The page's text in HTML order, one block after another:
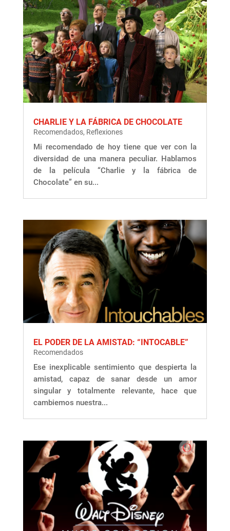
CHARLIE Y LA FÁBRICA DE CHOCOLATE
Recomendados, Reflexiones
Mi recomendado de hoy tiene que ver con la
diversidad de una manera peculiar. Hablamos
de la película “Charlie y la fábrica de
Chocolate” en su...
EL PODER DE LA AMISTAD: “INTOCABLE”
Recomendados
Ese inexplicable sentimiento que despierta la
amistad, capaz de sanar desde un amor
singular y totalmente relevante, hace que
cambiemos nuestra...